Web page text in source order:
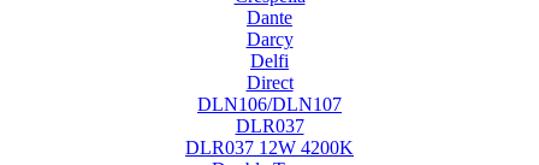
Dante
Darcy
Delfi
Direct
DLN106/DLN107
DLR037
DLR037 12W 4200K